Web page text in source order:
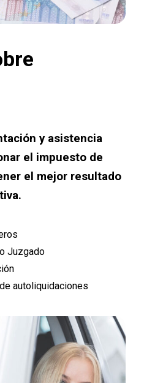
y asistencia
el impuesto de
el mejor resultado
Juzgado
autoliquidaciones